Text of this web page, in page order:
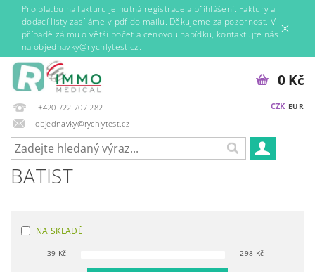
Pro platbu na fakturu je nutná registrace a přihlášení. Faktury a
dodací listy zasíláme v pdf do mailu. Děkujeme za pozornost. V
případě zájmu o větší počet a cenovou nabídku, kontaktujte nás
na objednavky@rychlytest.cz.
+420 722 707 282
objednavky@rychlytest.cz
CZK EUR
0 Kč
BATIST
NA SKLADĚ
39 Kč 298 Kč